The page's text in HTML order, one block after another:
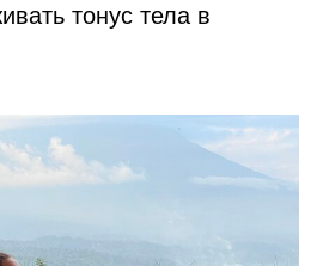
тонус тела в